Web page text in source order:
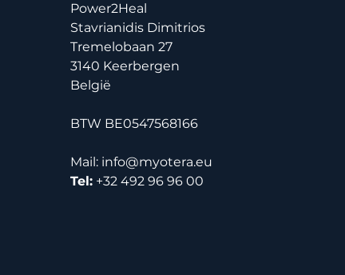
Power2Heal
Stavrianidis Dimitrios
Tremelobaan 27
3140 Keerbergen
België
BTW BE0547568166
Mail: info@myotera.eu
Tel: +32 492 96 96 00